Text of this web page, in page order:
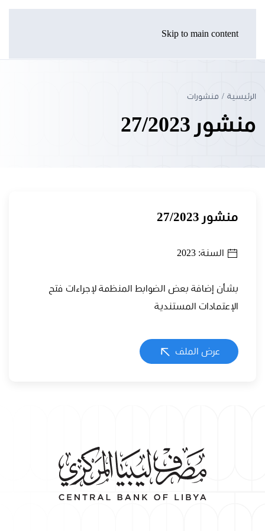
Skip to main content
الرئيسية منشورات
منشور 27/2023
منشور 27/2023
السنة: 2023
بشأن إضافة بعض الضوابط المنظمة لإجراءات فتح
الإعتمادات المستندية
عرض الملف